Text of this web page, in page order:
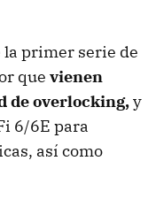
la primer serie de
que vienen
de overlocking,y
6/6E para
así como